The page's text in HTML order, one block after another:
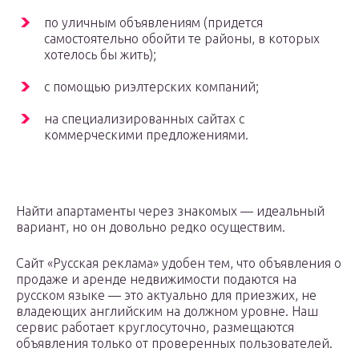
по уличным объявлениям (придется
самостоятельно обойти те районы, в которых
хотелось бы жить);
с помощью риэлтерских компаний;
на специализированных сайтах с
коммерческими предложениями.
Найти апартаменты через знакомых — идеальный
вариант, но он довольно редко осуществим.
Сайт «Русская реклама» удобен тем, что объявления о
продаже и аренде недвижимости подаются на
русском языке — это актуально для приезжих, не
владеющих английским на должном уровне. Наш
сервис работает круглосуточно, размещаются
объявления только от проверенных пользователей.